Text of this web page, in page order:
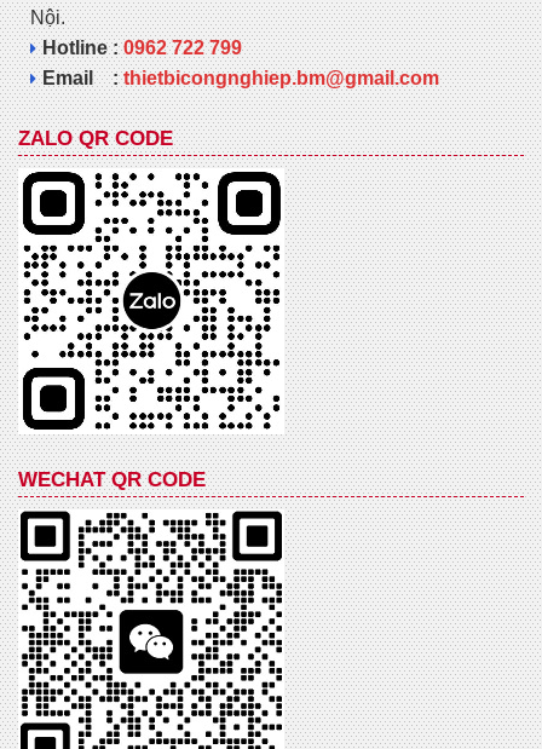
Nội.
Hotline :0962 722 799
Email :thietbicongnghiep.bm@gmail.com
ZALO QR CODE
WECHAT QR CODE